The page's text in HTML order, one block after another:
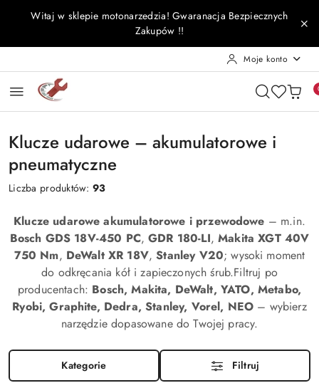
Przejdź do treści głównej
Przejdź do wyszukiwarki
Przejdź do moje konto
Przejdź do menu głównego
Przejdź do stopki
Witaj w sklepie motonarzedzia! Gwaranacja Bezpiecznych
Zakupów !!
Moje konto
Klucze udarowe – akumulatorowe i
pneumatyczne
Liczba produktów:93
Klucze udarowe akumulatorowe i przewodowe – m.in.
Bosch GDS 18V-450 PC,GDR 180-LI,Makita XGT 40V
750 Nm, DeWalt XR 18V,Stanley V20; wysoki moment
do odkręcania kół i zapieczonych śrub.Filtruj po
producentach: Bosch, Makita, DeWalt, YATO, Metabo,
Ryobi, Graphite, Dedra, Stanley, Vorel, NEO – wybierz
narzędzie dopasowane do Twojej pracy.
Kategorie Filtruj